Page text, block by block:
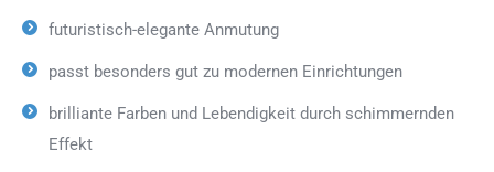
futuristisch-elegante Anmutung
passt besonders gut zu modernen Einrichtungen
brilliante Farben und Lebendigkeit durch schimmernden
Effekt